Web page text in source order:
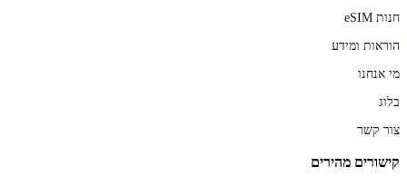
חנות eSIM
הוראות ומידע
מי אנחנו
בלוג
צור קשר
קישורים מהירים